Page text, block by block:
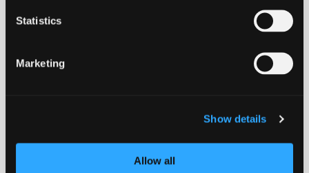
Statistics
Marketing
Show details
Allow all